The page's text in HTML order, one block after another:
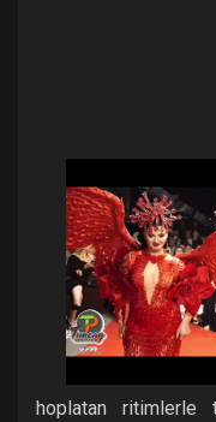
hoplatan ritimlerle